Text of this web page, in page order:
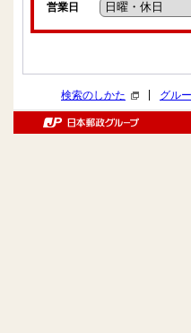
営業日
検索のしかた グル